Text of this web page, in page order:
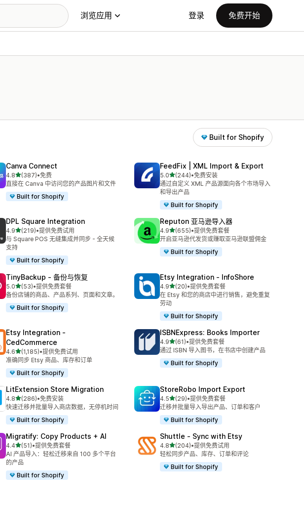
浏览应用 登录 免费开始
Built for Shopify
Canva Connect
4.8星（满分 5 星）
(387)
总共 387 条评论
•免费
直接在 Canva 中访问您的产品图片和文件
Built for Shopify
FeedFix | XML Import & Export
5.0星（满分 5 星）
(244)
总共 244 条评论
•免费安装
通过自定义 XML 产品源面向各个市场导入
和导出产品
Built for Shopify
DPL Square Integration
4.9星（满分 5 星）
(219)
总共 219 条评论
•提供免费试用
与 Square POS 无缝集成并同步 - 全天候
支持
Built for Shopify
Reputon 亚马逊导入器
4.9星（满分 5 星）
(655)
总共 655 条评论
•提供免费套餐
开启亚马逊代发货或赚取亚马逊联盟佣金
Built for Shopify
TinyBackup ‑ 备份与恢复
5.0星（满分 5 星）
(53)
总共 53 条评论
•提供免费套餐
备份店铺的商品、产品系列、页面和文章。
Built for Shopify
Etsy Integration ‑ InfoShore
4.9星（满分 5 星）
(20)
总共 20 条评论
•提供免费套餐
在 Etsy 和您的商店中进行销售，避免重复
劳动
Built for Shopify
Etsy Integration ‑
CedCommerce
4.6星（满分 5 星）
(1,185)
总共 1185 条评论
•提供免费试用
准确同步 Etsy 商品、库存和订单
Built for Shopify
ISBNExpress: Books Importer
4.9星（满分 5 星）
(61)
总共 61 条评论
•提供免费套餐
通过 ISBN 导入图书，在书店中创建产品
Built for Shopify
LitExtension Store Migration
4.8星（满分 5 星）
(286)
总共 286 条评论
•免费安装
快速迁移并批量导入商店数据，无停机时间
Built for Shopify
StoreRobo Import Export
4.5星（满分 5 星）
(29)
总共 29 条评论
•提供免费套餐
迁移并批量导入导出产品、订单和客户
Built for Shopify
Migratify: Copy Products + AI
4.4星（满分 5 星）
(51)
总共 51 条评论
•提供免费套餐
AI 产品导入：轻松迁移来自 100 多个平台
的产品
Built for Shopify
Shuttle ‑ Sync with Etsy
4.8星（满分 5 星）
(204)
总共 204 条评论
•提供免费试用
轻松同步产品、库存、订单和评论
Built for Shopify